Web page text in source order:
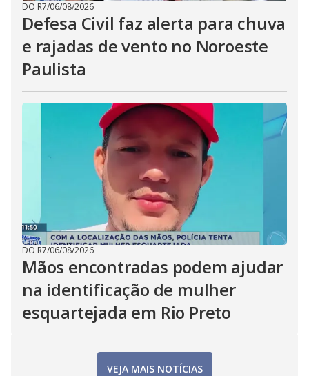
DO R7/06/08/2026
Defesa Civil faz alerta para chuva
e rajadas de vento no Noroeste
Paulista
DO R7/06/08/2026
Mãos encontradas podem ajudar
na identificação de mulher
esquartejada em Rio Preto
VEJA MAIS NOTÍCIAS